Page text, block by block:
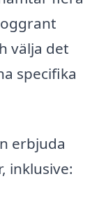
välja det
specifika
erbjuda
inklusive: